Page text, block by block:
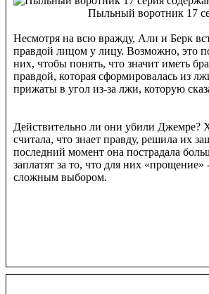
Пыльный воротник 17
Несмотря на всю вражду, Али и Берк
правдой лицом у лицу. Возможно, это
них, чтобы понять, что значит иметь
правдой, которая сформировалась из
прижаты в угол из-за лжи, которую
Действительно ли они убили Джемре?
считала, что знает правду, решила их
последний момент она пострадала
заплатят за то, что для них «прощение»
сложным выбором.